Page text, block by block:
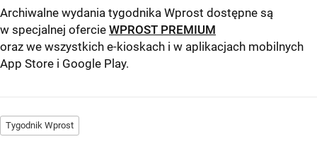
Archiwalne wydania tygodnika Wprost dostępne są
w specjalnej ofercie WPROST PREMIUM
oraz we wszystkich e-kioskach i w aplikacjach mobilnych
App Store i Google Play.
Tygodnik Wprost